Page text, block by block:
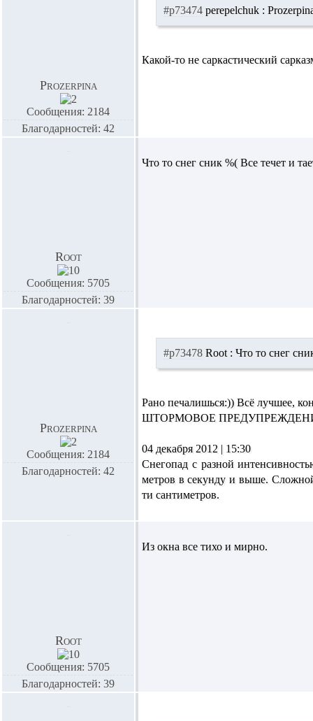
Prozerpina
Сообщения: 2184
Благодарностей: 42
#p73474 perepelchuk :
Какой-то не саркастический
Root
Сообщения: 5705
Благодарностей: 39
Что то снег сник %( Все течет и
Prozerpina
Сообщения: 2184
Благодарностей: 42
#p73478 Root : Что то снег
Рано печалишься:)) Всё лучшее,
ШТОРМОВОЕ
04 декабря 2012 | 15:30
Снегопад с разной
метров в секунду и выше.
ти сантиметров.
Root
Сообщения: 5705
Благодарностей: 39
Из окна все тихо и мирно.